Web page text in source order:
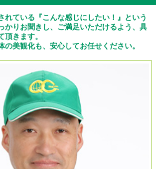
れている『こんな感じにしたい！』という
かりお聞きし、ご満足いただけるよう、具
頂きます。
の美観化も、安心してお任せください。